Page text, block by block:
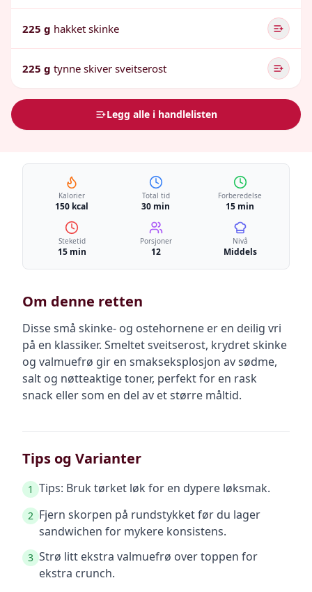
225 g hakket skinke
225 g tynne skiver sveitserost
Legg alle i handlelisten
Kalorier
150 kcal
Total tid
30 min
Forberedelse
15 min
Steketid
15 min
Porsjoner
12
Nivå
Middels
Om denne retten
Disse små skinke- og ostehornene er en deilig vri
på en klassiker. Smeltet sveitserost, krydret skinke
og valmuefrø gir en smakseksplosjon av sødme,
salt og nøtteaktige toner, perfekt for en rask
snack eller som en del av et større måltid.
Tips og Varianter
1 Tips: Bruk tørket løk for en dypere løksmak.
2 Fjern skorpen på rundstykket før du lager
sandwichen for mykere konsistens.
3 Strø litt ekstra valmuefrø over toppen for
ekstra crunch.